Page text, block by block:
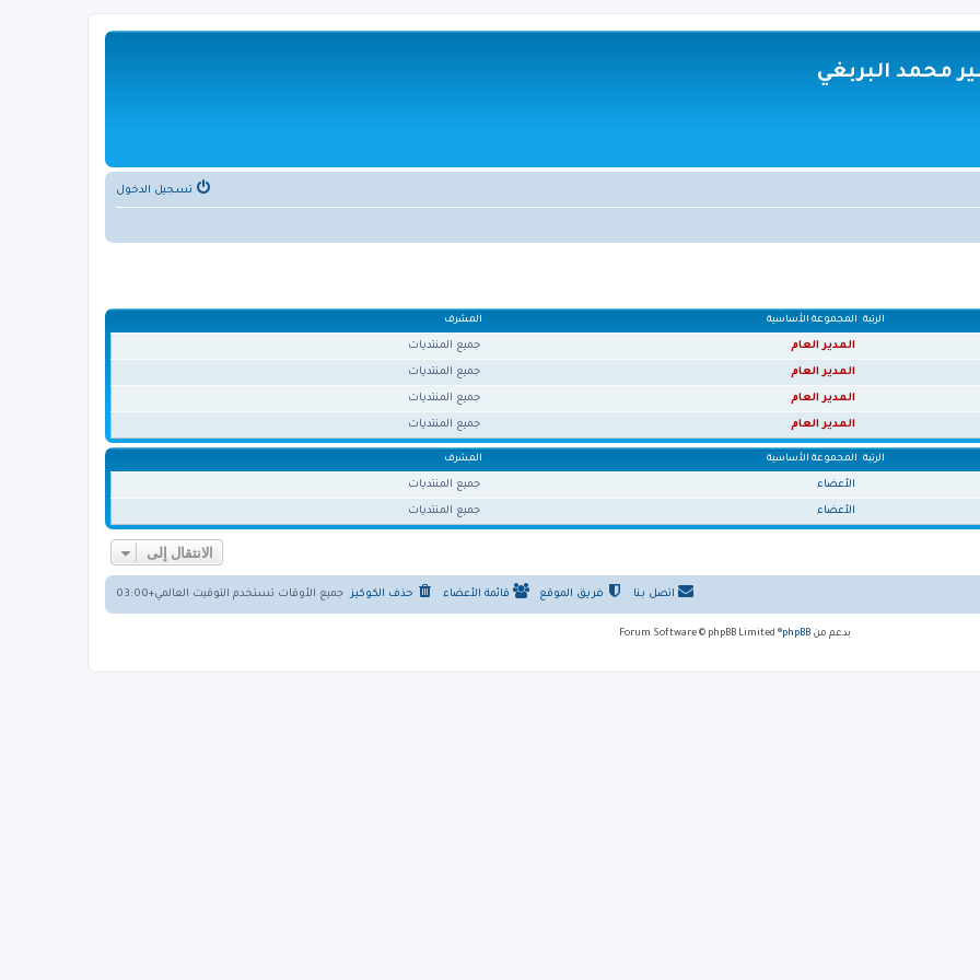
محمد البربغي
تسجيل الدخول
الرتبة المجموعة الأساسية المشرف
المدير العام جميع المنتديات
المدير العام جميع المنتديات
المدير العام جميع المنتديات
المدير العام جميع المنتديات
الرتبة المجموعة الأساسية المشرف
الأعضاء جميع المنتديات
الأعضاء جميع المنتديات
الانتقال إلى
جميع الأوقات تستخدم التوقيت العالمي+03:00 حذف الكوكيز قائمة الأعضاء فريق الموقع اتصل بنا
بدعم من phpBB
® Forum Software © phpBB Limited